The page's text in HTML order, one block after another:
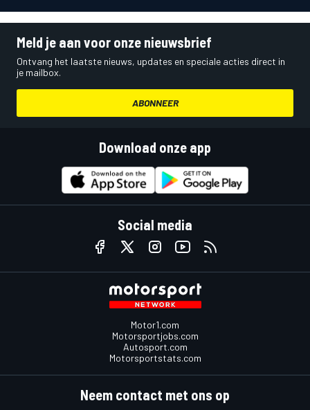
Meld je aan voor onze nieuwsbrief
Ontvang het laatste nieuws, updates en speciale acties direct in
je mailbox.
ABONNEER
Download onze app
Social media
Motor1.com
Motorsportjobs.com
Autosport.com
Motorsportstats.com
Neem contact met ons op